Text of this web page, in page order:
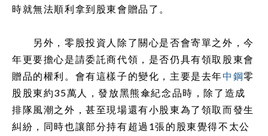
時就無法順利拿到股東會贈品了。
另外，零股投資人除了關心是否會寄單之外，今
年更要擔心是請委託商代領，是否仍具有領取股東會
贈品的權利。會有這樣子的變化，主要是去年中鋼零
股股東約35萬人，發放黑熊傘紀念品時，除了造成
排隊風潮之外，甚至現場還有小股東為了領取而發生
糾紛，同時也讓部分持有超過1張的股東覺得不太公